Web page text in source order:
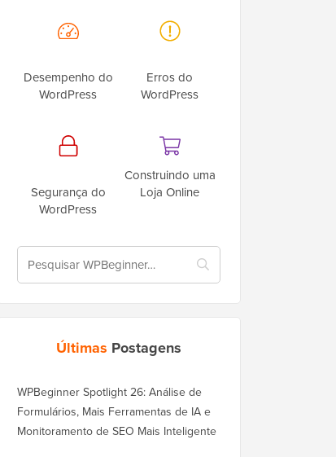
Desempenho do
WordPress
Erros do
WordPress
Segurança do
WordPress
Construindo uma
Loja Online
Últimas Postagens
WPBeginner Spotlight 26: Análise de
Formulários, Mais Ferramentas de IA e
Monitoramento de SEO Mais Inteligente